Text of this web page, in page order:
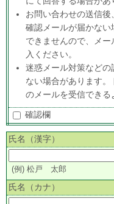
お問い合わせの送信
確認メールが届かな
できませんので、メ
入ください。
迷惑メール対策などの
ない場合があります
のメールを受信できる
確認欄
氏名（漢字）
(例) 松戸 太郎
氏名（カナ）